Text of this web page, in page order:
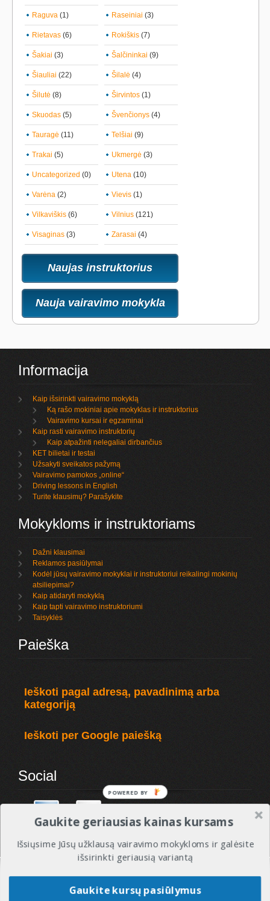
Raguva (1) Raseiniai (3)
Rietavas (6) Rokiškis (7)
Šakiai (3) Šalčininkai (9)
Šiauliai (22) Šilalė (4)
Šilutė (8) Širvintos (1)
Skuodas (5) Švenčionys (4)
Tauragė (11) Telšiai (9)
Trakai (5) Ukmergė (3)
Uncategorized (0) Utena (10)
Varėna (2) Vievis (1)
Vilkaviškis (6) Vilnius (121)
Visaginas (3) Zarasai (4)
Naujas instruktorius
Nauja vairavimo mokykla
Informacija
Kaip išsirinkti vairavimo mokyklą
Ką rašo mokiniai apie mokyklas ir instruktorius
Vairavimo kursai ir egzaminai
Kaip rasti vairavimo instruktorių
Kaip atpažinti nelegaliai dirbančius
KET bilietai ir testai
Užsakyti sveikatos pažymą
Vairavimo pamokos „online“
Driving lessons in English
Turite klausimų? Parašykite
Mokykloms ir instruktoriams
Dažni klausimai
Reklamos pasiūlymai
Kodėl jūsų vairavimo mokyklai ir instruktoriui reikalingi mokinių
atsiliepimai?
Kaip atidaryti mokyklą
Kaip tapti vairavimo instruktoriumi
Taisyklės
Paieška
Ieškoti pagal adresą, pavadinimą arba
kategoriją
Ieškoti per Google paiešką
Social
Gaukite geriausias kainas kursams
Išsiųsime Jūsų užklausą vairavimo mokykloms ir galėsite
išsirinkti geriausią variantą
Gaukite kursų pasiūlymus
POWERED
BY